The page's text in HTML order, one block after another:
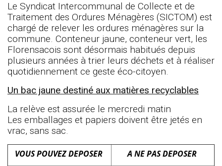
Le Syndicat Intercommunal de Collecte et de
Traitement des Ordures Ménagères (SICTOM) est
chargé de relever les ordures ménagères sur la
commune. Conteneur jaune, conteneur vert, les
Florensacois sont désormais habitués depuis
plusieurs années à trier leurs déchets et à réaliser
quotidiennement ce geste éco-citoyen.
Un bac jaune destiné aux matières recyclables
La relève est assurée le mercredi matin
Les emballages et papiers doivent être jetés en
vrac, sans sac.
VOUS POUVEZ DEPOSER
A NE PAS DEPOSER